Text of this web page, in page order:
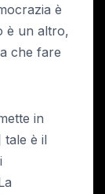
è
è un altro,
che fare
in
tale è il